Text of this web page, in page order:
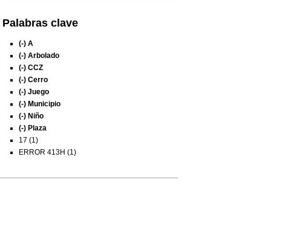
Palabras clave
(-) A
(-) Arbolado
(-) CCZ
(-) Cerro
(-) Juego
(-) Municipio
(-) Niño
(-) Plaza
17 (1)
ERROR 413H (1)